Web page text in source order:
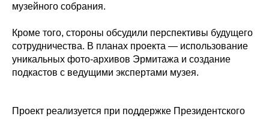
музейного собрания.
Кроме того, стороны обсудили перспективы будущего
сотрудничества. В планах проекта — использование
уникальных фото-архивов Эрмитажа и создание
подкастов с ведущими экспертами музея.
Проект реализуется при поддержке Президентского